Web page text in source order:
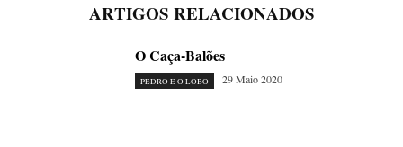
ARTIGOS RELACIONADOS
O Caça-Balões
PEDRO E O LOBO 29 Maio 2020